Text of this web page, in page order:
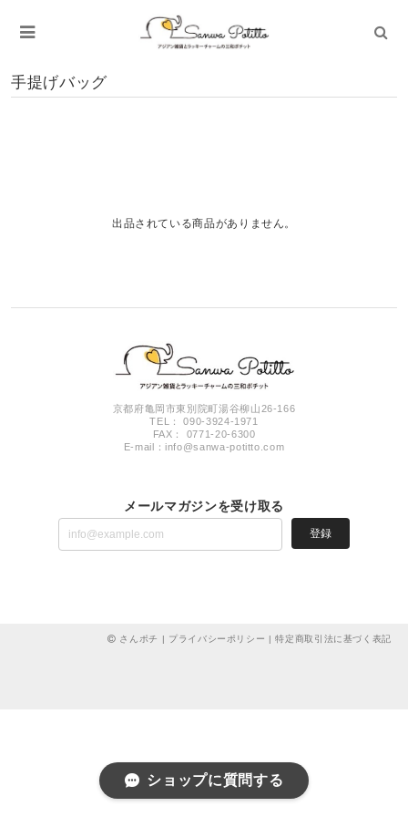
手提げバッグ
出品されている商品がありません。
京都府亀岡市東別院町湯谷柳山26-166
TEL： 090-3924-1971
FAX： 0771-20-6300
E-mail：info@sanwa-potitto.com
メールマガジンを受け取る
登録
さんポチ | プライバシーポリシー |特定商取引法に基づく表記
ショップに質問する